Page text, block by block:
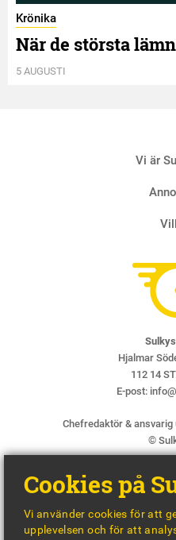
Krönika
När de största
5 AUGUSTI
Vi är
Hjalmar
112 14
E-post:
Chefredaktör & ansvarig
©
Cookies på
Vi använder cookies för att
upplevelsen och för att